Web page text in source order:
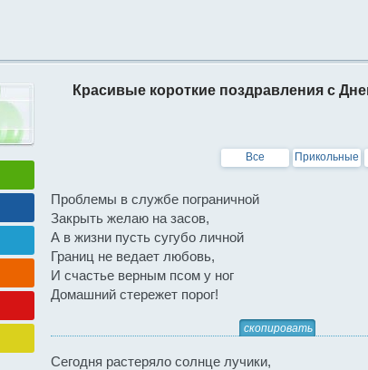
Красивые короткие поздравления с
Все Прикольные
Проблемы в службе пограничной
Закрыть желаю на засов,
А в жизни пусть сугубо личной
Границ не ведает любовь,
И счастье верным псом у ног
Домашний стережет порог!
скопировать
Сегодня растеряло солнце лучики,